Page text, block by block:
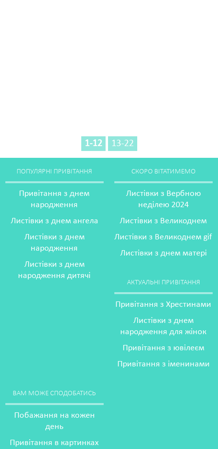
1-12 13-22
ПОПУЛЯРНІ ПРИВІТАННЯ
Привітання з днем
народження
Листівки з днем ангела
Листівки з днем
народження
Листівки з днем
народження дитячі
СКОРО ВІТАТИМЕМО
Листівки з Вербною
неділею 2024
Листівки з Великоднем
Листівки з Великоднем gif
Листівки з днем матері
АКТУАЛЬНІ ПРИВІТАННЯ
Привітання з Хрестинами
Листівки з днем
народження для жінок
Привітання з ювілеєм
Привітання з іменинами
ВАМ МОЖЕ СПОДОБАТИСЬ
Побажання на кожен
день
Привітання в картинках